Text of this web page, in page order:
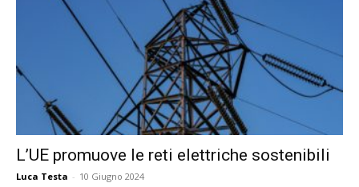
L’UE promuove le reti elettriche sostenibili
Luca Testa - 10 Giugno 2024